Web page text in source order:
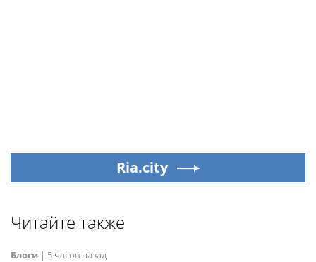
Ria.city
Читайте также
Блоги | 5 часов назад